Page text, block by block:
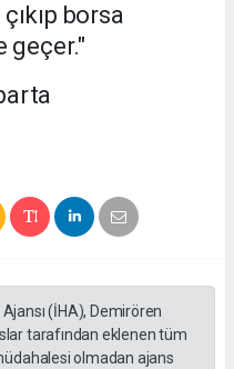
borsa
geçer."
(İHA), Demirören
tarafından eklenen tüm
olmadan ajans